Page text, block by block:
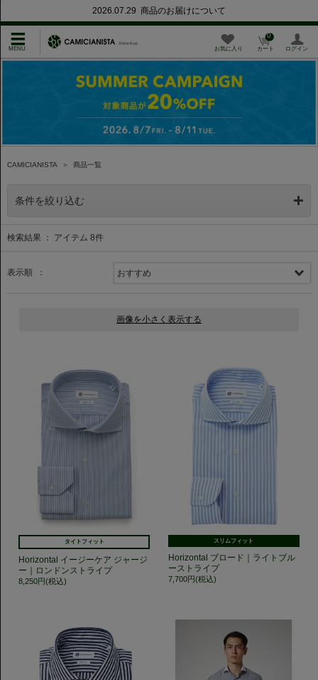
2026.07.29 商品のお届けについて
お気に入り カート
0
ログイン
CAMICIANISTA ＞ 商品一覧
条件を絞り込む
検索結果 ： アイテム 8件
表示順 ：
タイトフィット
Horizontal イージーケア ジャージ
ー｜ロンドンストライプ
8,250円(税込)
スリムフィット
Horizontal ブロード｜ライトブル
ーストライプ
7,700円(税込)